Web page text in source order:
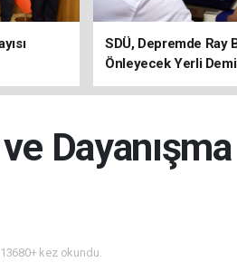
SDÜ, Depremde Ray
Önleyecek Yerli
Geliştiriyor
Dayanışma
kez okundu.